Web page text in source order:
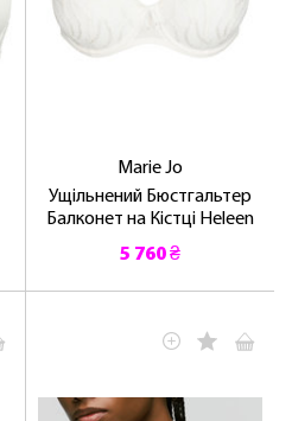
Marie Jo
Ущільнений Бюстгальтер
Балконет на Кістці Heleen
5 760 ₴